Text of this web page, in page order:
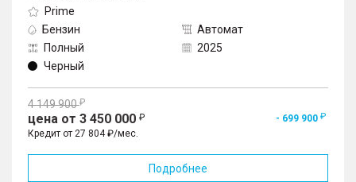
Prime
Бензин
Автомат
Полный
2025
Черный
4 149 900
цена от 3 450 000
- 699 900
Кредит от 27 804 ₽/мес.
Подробнее